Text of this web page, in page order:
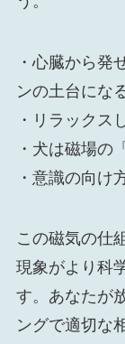
・心臓から発
ンの土台にな
・リラックス
・犬は磁場の
・意識の向け
この磁気の仕
現象がより科
す。あなたが
ングで適切な